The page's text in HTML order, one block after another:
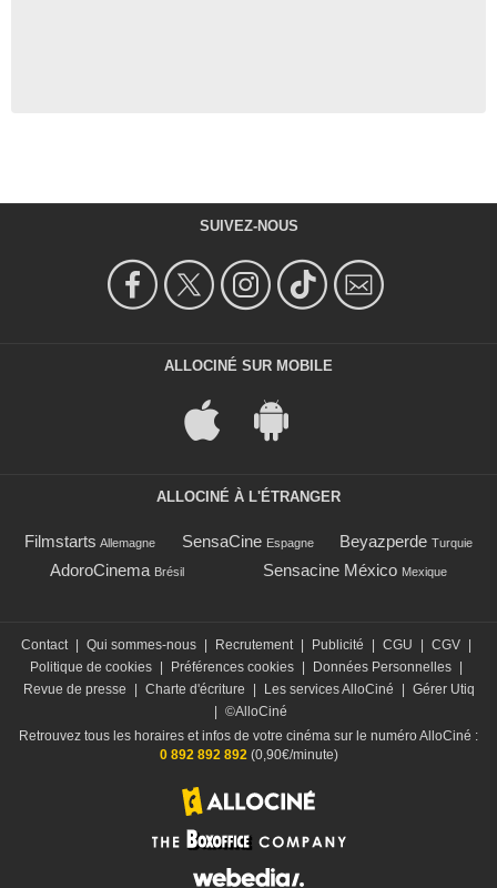
SUIVEZ-NOUS
ALLOCINÉ SUR MOBILE
ALLOCINÉ À L'ÉTRANGER
Filmstarts Allemagne SensaCine Espagne Beyazperde Turquie
AdoroCinema Brésil Sensacine México Mexique
Contact Qui sommes-nous Recrutement Publicité CGU CGV
Politique de cookies
Préférences cookies Données Personnelles
Revue de presse
Charte d'écriture Les services AlloCiné
Gérer Utiq
©AlloCiné
Retrouvez tous les horaires et infos de votre cinéma sur le numéro AlloCiné :
0 892 892 892(0,90€/minute)